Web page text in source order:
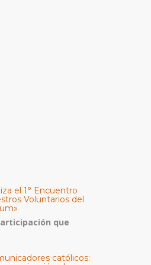
el 1° Encuentro
Voluntarios del
que
católicos: